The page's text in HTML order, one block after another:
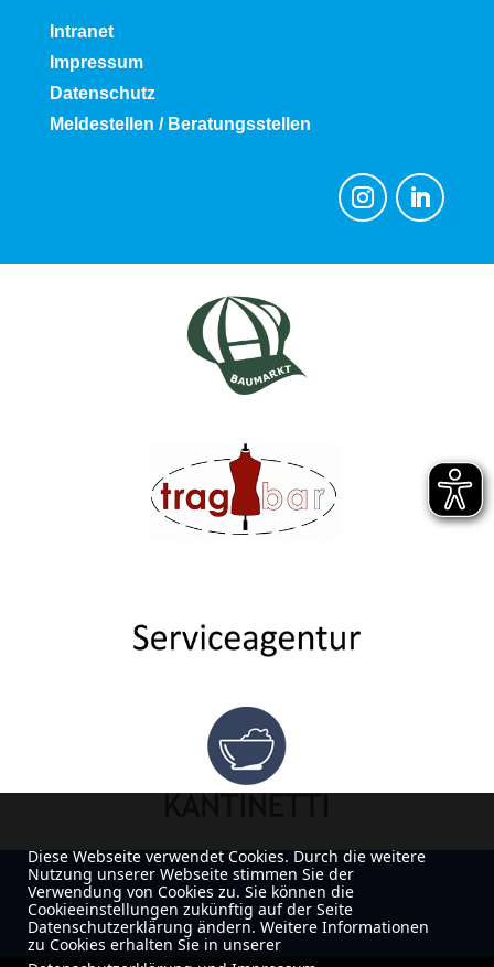
Intranet
Impressum
Datenschutz
Meldestellen / Beratungsstellen
Sitemap
Diese Webseite verwendet Cookies. Durch die weitere
Nutzung unserer Webseite stimmen Sie der
Verwendung von Cookies zu. Sie können die
Cookieeinstellungen zukünftig auf der Seite
Datenschutzerklärung ändern. Weitere Informationen
zu Cookies erhalten Sie in unserer